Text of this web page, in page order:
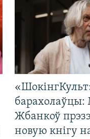
барахолаўцы:
Жбанкоў
новую кнігу